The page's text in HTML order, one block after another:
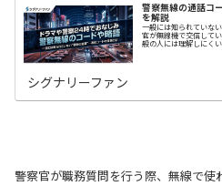
警察無線の通話コ
を解説
一般には知られていな
官が無線機で交信して
般の人には理解しにく
シグナリーファン
警察官が職務質問を行う際、無線で使